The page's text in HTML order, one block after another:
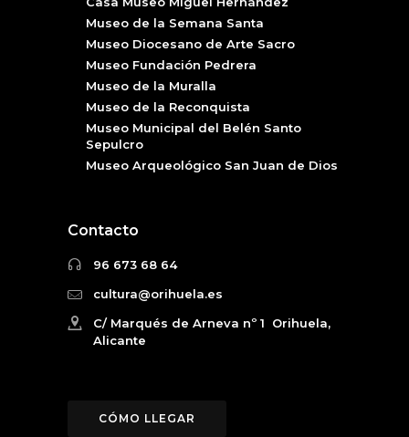
Museo de la Semana Santa
Museo Diocesano de Arte Sacro
Museo Fundación Pedrera
Museo de la Muralla
Museo de la Reconquista
Museo Municipal del Belén Santo
Sepulcro
Museo Arqueológico San Juan de Dios
Contacto
96 673 68 64
cultura@orihuela.es
C/ Marqués de Arneva nº 1 Orihuela,
Alicante
CÓMO LLEGAR